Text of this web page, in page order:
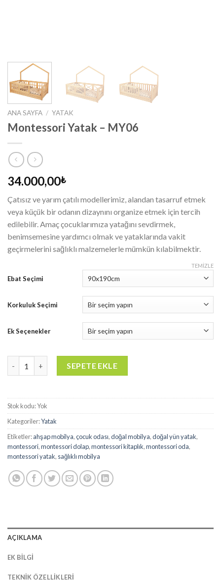
ANA SAYFA / YATAK
Montessori Yatak – MY06
34.000,00₺
Çatısız ve yarım çatılı modellerimiz, alandan tasarruf etmek
veya küçük bir odanın dizaynını organize etmek için tercih
edilebilir. Amaç çocuklarımıza yatağını sevdirmek,
benimsemesine yardımcı olmak ve yataklarında vakit
geçirmelerini sağlıklı malzemelerle mümkün kılabilmektir.
Ebat Seçimi
Korkuluk Seçimi
Ek Seçenekler
TEMIZLE
Montessori Yatak - MY06 adet
SEPETE EKLE
Stok kodu:Yok
Kategoriler:Yatak
Etiketler:ahşap mobilya,çocuk odası,doğal mobilya,doğal yün yatak,
montessori,montessori dolap,montessori kitaplık,montessori oda,
montessori yatak, sağlıklı mobilya
AÇIKLAMA
EK BILGI
TEKNIK ÖZELLIKLERI